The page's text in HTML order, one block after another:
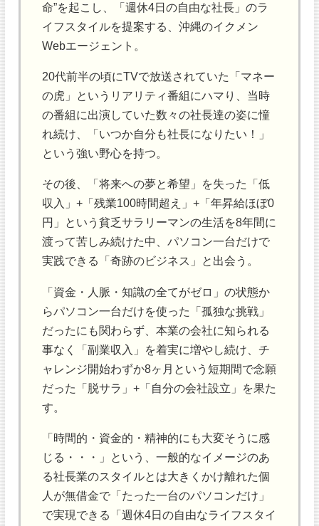
命”を起こし、「週休4日の自由な社長」のラ
イフスタイルを提案する、沖縄のイクメン
Webエージェント。
20代前半の頃にTVで放送されていた「マネー
の虎」というリアリティ番組にハマり、当時
の番組に出演していた数々の社長達の姿に憧
れ続け、「いつか自分も社長になりたい！」
という強い野心を持つ。
その後、「将来への夢と希望」を失った「低
収入」+「残業100時間超え」+「年昇給ほぼ0
円」という貧乏サラリーマンの生活を8年間に
渡って苦しみ続けた中、パソコン一台だけで
実践できる「奇跡のビジネス」と出会う。
「資金・人脈・知識の全てがゼロ」の状態か
らパソコン一台だけを使った「孤独な挑戦」
だったにも関わらず、本業の会社に知られる
事なく「副業収入」を着実に増やし続け、チ
ャレンジ開始わずか8ヶ月という短期間で念願
だった「脱サラ」+「自分の会社設立」を果た
す。
「時間的・資金的・精神的にも大変そうに感
じる・・・」という、一般的なイメージのあ
る社長業のスタイルとは大きくかけ離れた個
人が無借金で「たった一台のパソコンだけ」
で実現できる「週休4日の自由なライフスタイ